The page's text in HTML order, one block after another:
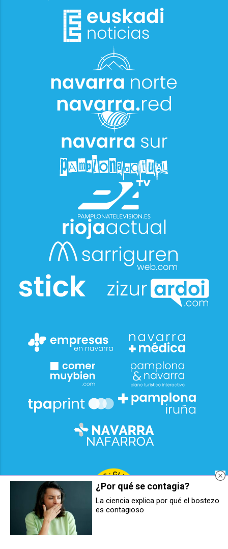
¿Por qué se contagia?
La ciencia explica por qué el bostezo
es contagioso